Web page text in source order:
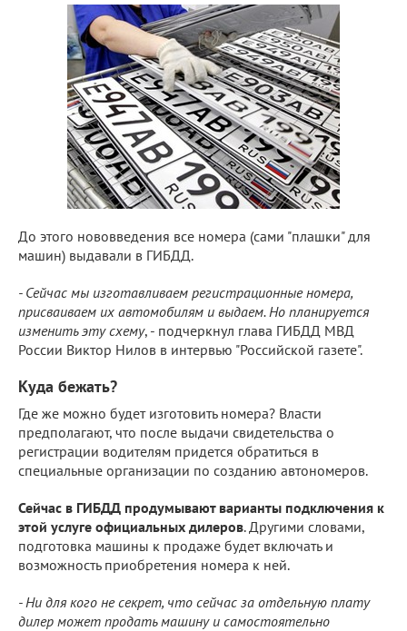
До этого нововведения все номера (сами "плашки" для
машин) выдавали в ГИБДД.
- Сейчас мы изготавливаем регистрационные номера,
присваиваем их автомобилям и выдаем. Но планируется
изменить эту схему, - подчеркнул глава ГИБДД МВД
России Виктор Нилов в интервью "Российской газете".
Куда бежать?
Где же можно будет изготовить номера? Власти
предполагают, что после выдачи свидетельства о
регистрации водителям придется обратиться в
специальные организации по созданию автономеров.
Сейчас в ГИБДД продумывают варианты подключения к
этой услуге официальных дилеров. Другими словами,
подготовка машины к продаже будет включать и
возможность приобретения номера к ней.
- Ни для кого не секрет, что сейчас за отдельную плату
дилер может продать машину и самостоятельно